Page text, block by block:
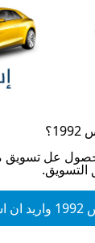
؟
عل تسويق
التسويق.
واريد ان